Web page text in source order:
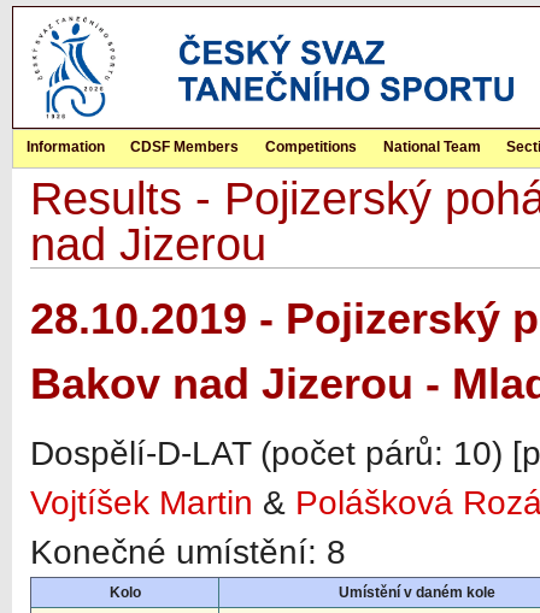
Information CDSF Members Competitions National Team
Results - Pojizerský
nad Jizerou
28.10.2019 - Pojizerský
Bakov nad Jizerou -
Dospělí-D-LAT (počet párů: 10)
Vojtíšek Martin & Polášková
Konečné umístění: 8
Kolo
Umístění v daném kole